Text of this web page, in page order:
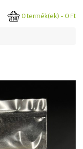
0 termék(ek) - 0 Ft